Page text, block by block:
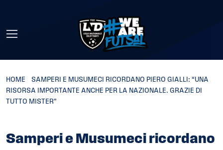
HOME
SAMPERI E MUSUMECI RICORDANO PIERO GIALLI: “UNA
RISORSA IMPORTANTE ANCHE PER LA NAZIONALE. GRAZIE DI
TUTTO MISTER”
Samperi e Musumeci ricordano